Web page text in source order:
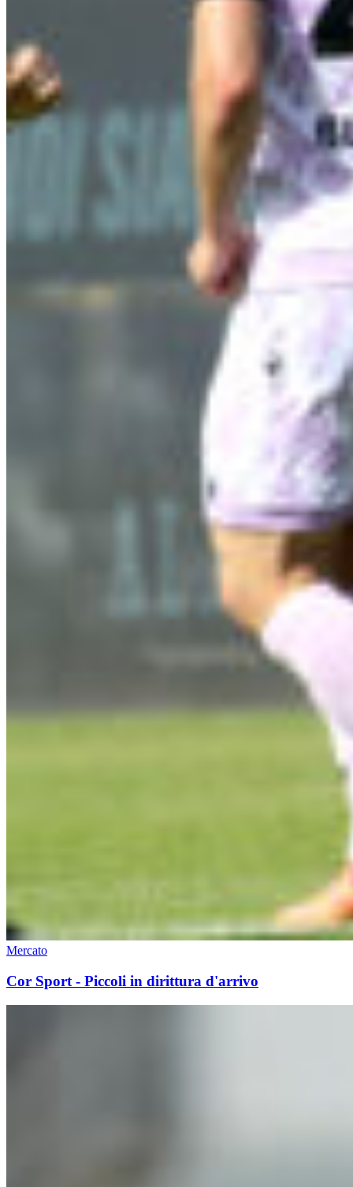
Mercato
Cor Sport - Piccoli in dirittura d'arrivo